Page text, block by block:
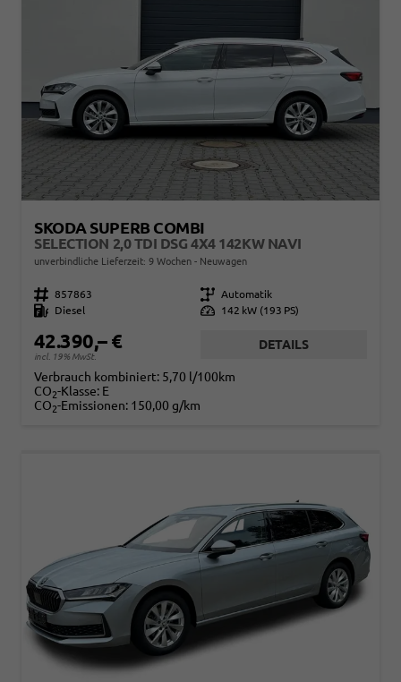
SKODA SUPERB COMBI
SELECTION 2,0 TDI DSG 4X4 142KW NAVI
unverbindliche Lieferzeit: 9 Wochen Neuwagen
Fahrzeugnr. 857863 Getriebe Automatik
Kraftstoff
Diesel Leistung 142 kW (193 PS)
42.390,– €
incl. 19% MwSt.
DETAILS
Verbrauch kombiniert: 5,70 l/100km
CO2-Klasse: E
CO2-Emissionen: 150,00 g/km